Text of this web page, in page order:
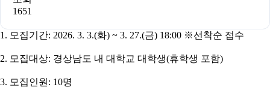
1651
1. 모집기간: 2026. 3. 3.(화) ~ 3. 27.(금) 18:00 ※선착순 접수
2. 모집대상: 경상남도 내 대학교 대학생(휴학생 포함)
3. 모집인원: 10명